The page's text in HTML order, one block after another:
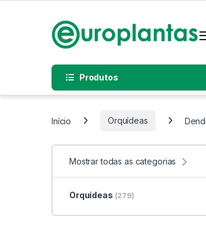
Produtos
Início Orquídeas
Mostrar todas as categorias
Orquídeas (279)